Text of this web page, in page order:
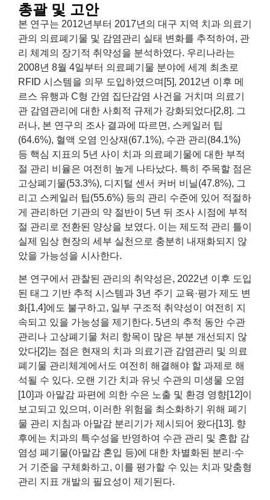
총괄 및 고안
본 연구는 2012년부터 2017년의 대구 지역 치과 의료기
관의 의료폐기물 및 감염관리 실태 변화를 추적하여, 관
리 체계의 장기적 취약성을 분석하였다. 우리나라는
2008년 8월 4일부터 의료폐기물 분야에 세계 최초로
RFID 시스템을 의무 도입하였으며[5], 2012년 이후 메
르스 유행과 C형 간염 집단감염 사건을 거치며 의료기
관 감염관리에 대한 사회적 규제가 강화되었다[2,8]. 그
러나, 본 연구의 조사 결과에 따르면, 스케일러 팁
(64.6%), 혈액 오염 인상재(67.1%), 수관 관리(84.1%)
등 핵심 지표의 5년 사이 치과 의료폐기물에 대한 부적
절 관리 비율은 여전히 높게 나타났다. 특히 주목할 점은
고상폐기물(53.3%), 디지털 센서 커버 비닐(47.8%), 그
리고 스케일러 팁(55.6%) 등의 관리 수준에 있어 적절하
게 관리하던 기관의 약 절반이 5년 뒤 조사 시점에 부적
절 관리로 전환된 양상을 보였다. 이는 제도적 관리 틀이
실제 임상 현장의 세부 실천으로 충분히 내재화되지 않
았을 가능성을 시사한다.
본 연구에서 관찰된 관리의 취약성은, 2022년 이후 도입
된 태그 기반 추적 시스템과 3년 주기 교육·평가 제도 변
화[1,4]에도 불구하고, 일부 구조적 취약성이 여전히 지
속되고 있을 가능성을 제기한다. 5년의 추적 동안 수관
관리나 고상폐기물 처리 항목이 많은 부분 개선되지 않
았다[2]는 점은 현재의 치과 의료기관 감염관리 및 의료
폐기물 관리체계에서도 여전히 해결해야 할 과제로 해
석될 수 있다. 오랜 기간 치과 유닛 수관의 미생물 오염
[10]과 아말감 파편에 의한 수은 노출 및 환경 영향[12]이
보고되고 있으며, 이러한 위험을 최소화하기 위해 폐기
물 관리 지침과 아말감 분리기가 제시되어 왔다[13]. 향
후에는 치과의 특수성을 반영하여 수관 관리 및 혼합 감
염성 폐기물(아말감 혼입 등)에 대한 차별화된 분리·수
거 기준을 구체화하고, 이를 평가할 수 있는 치과 맞춤형
관리 지표 개발의 필요성이 제기된다.